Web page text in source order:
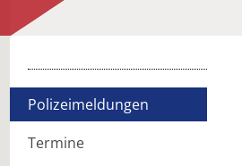
Polizeimeldungen
Termine